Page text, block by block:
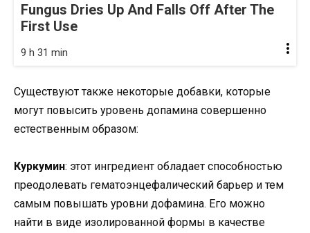
Fungus Dries Up And Falls Off After The
First Use
9 h 31 min
Существуют также некоторые добавки, которые
могут повысить уровень допамина совершенно
естественным образом:
Куркумин: этот ингредиент обладает способностью
преодолевать гематоэнцефалический барьер и тем
самым повышать уровни дофамина. Его можно
найти в виде изолированной формы в качестве